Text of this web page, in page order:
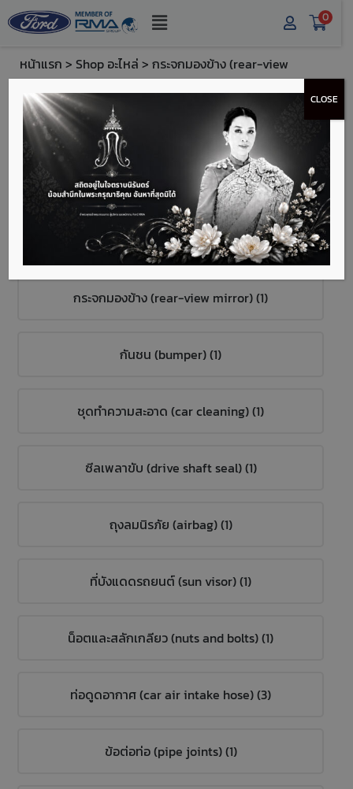
0
หน้าแรก > Shop อะไหล่ > กระจกมองข้าง (rear-view
mirror)
หมวดหมู่สินค้า
หลอดไฟ (light bulb) (1)
ฟิวส์ (fuse) (2)
กระจกมองข้าง (rear-view mirror) (1)
กันชน (bumper) (1)
ชุดทำความสะอาด (car cleaning) (1)
ซีลเพลาขับ (drive shaft seal) (1)
ถุงลมนิรภัย (airbag) (1)
ที่บังแดดรถยนต์ (sun visor) (1)
น็อตและสลักเกลียว (nuts and bolts) (1)
ท่อดูดอากาศ (car air intake hose) (3)
ข้อต่อท่อ (pipe joints) (1)
CLOSE